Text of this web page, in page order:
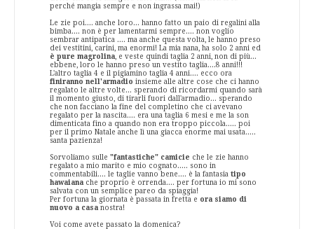
perché mangia sempre e non ingrassa mai!)
Le zie poi.... anche loro... hanno fatto un paio di regalini alla
bimba.... non è per lamentarmi sempre.... non voglio
sembrar antipatica .... ma anche questa volta, le hanno preso
dei vestitini, carini, ma enormi! La mia nana, ha solo 2 anni ed
è pure magrolina , e veste quindi taglia 2 anni, non di più...
ebbene, loro le hanno preso un vestito taglia....8 anni!!!
L'altro taglia 4 e il pigiamino taglia 4 anni.... ecco ora
finiranno nell'armadio insieme alle altre cose che ci hanno
regalato le altre volte... sperando di ricordarmi quando sarà
il momento giusto, di tirarli fuori dall'armadio... sperando
che non facciano la fine del completino che ci avevano
regalato per la nascita.... era una taglia 6 mesi e me la son
dimenticata fino a quando non era troppo piccola..... poi
per il primo Natale anche lì una giacca enorme mai usata.....
santa pazienza!
Sorvoliamo sulle "fantastiche" camicie che le zie hanno
regalato a mio marito e mio cognato..... sono in
commentabili.... le taglie vanno bene.... è la fantasia tipo
hawaiana che proprio è orrenda.... per fortuna io mi sono
salvata con un semplice pareo da spiaggia!
Per fortuna la giornata è passata in fretta e ora siamo di
nuovo a casa nostra!
Voi come avete passato la domenica?